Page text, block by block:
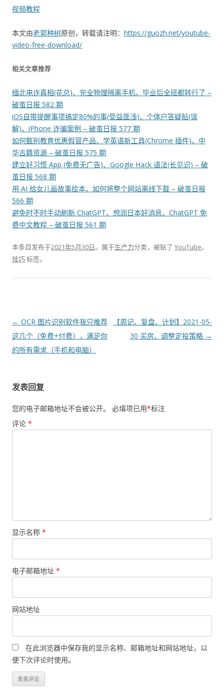
视频教程
本文由老郭种树原创，转载请注明： https://guozh.net/youtube-
video-free-download/
相关文章推荐
缅北电诈真相(花总)、完全物理隔离手机、毕业后全班都转行了 –
破茧日报 582 期
iOS自带提醒事项搞定80%的事(受益匪浅)、个体户答疑贴(误
解)、iPhone 诈骗案例 – 破茧日报 577 期
如何甄别教育优惠假冒产品、学英语新工具(Chrome 插件)、中
华古籍资源 – 破茧日报 575 期
建立好习惯 App (免费无广告)、Google Hack 语法(长见识) – 破
茧日报 568 期
用 AI 给女儿画故事绘本、如何将整个网站离线下载 – 破茧日报
566 期
避免时不时手动刷新 ChatGPT、想润日本好消息、ChatGPT 免
费中文教程 – 破茧日报 561 期
本条目发布于2021年5月30日。属于生产力分类，被贴了 YouTube、
技巧标签。
文
章
导
← OCR 图片识别软件我只推荐
这几个（免费+付费），满足你
的所有需求（手机和电脑）
【周记、复盘、计划】2021-05-
30 买房、调整定投策略 →
发表回复
您的电子邮箱地址不会被公开。 必填项已用*标注
评论 *
显示名称 *
电子邮箱地址 *
网站地址
在此浏览器中保存我的显示名称、邮箱地址和网站地址，以
便下次评论时使用。